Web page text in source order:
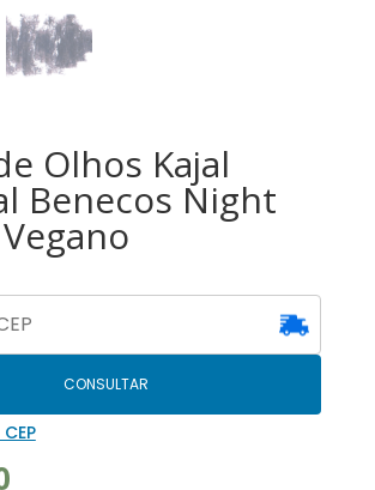
Olhos Kajal
Benecos Night
CONSULTAR